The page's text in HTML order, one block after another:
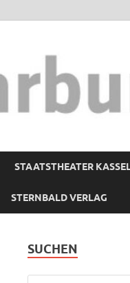
STAATSTHEATER
STERNBALD VERLAG
SUCHEN